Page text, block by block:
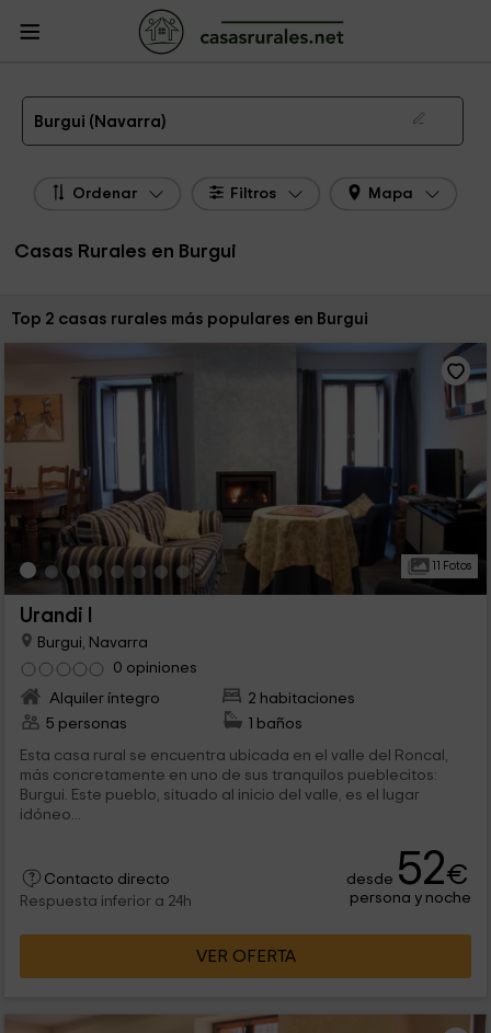
Casas Rurales
Burgui
Las 2 mejores casas rurales en Burgui de 2026
Burgui (Navarra)
Ordenar Filtros Mapa
Casas Rurales en Burgui
Ordenar por:
Top 2 casas rurales más populares en Burgui
11 Fotos
Urandi I
Burgui, Navarra
0 opiniones
Alquiler íntegro
2 habitaciones
5 personas
1 baños
Esta casa rural se encuentra ubicada en el valle del Roncal,
más concretamente en uno de sus tranquilos pueblecitos:
Burgui. Este pueblo, situado al inicio del valle, es el lugar
idóneo...
Contacto directo
Respuesta inferior a 24h
desde 52€
persona y noche
VER OFERTA